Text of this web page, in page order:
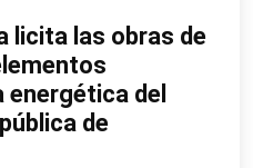
licita las obras de
del
de